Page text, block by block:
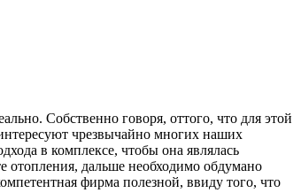
Собственно говоря, оттого, что для этой
чрезвычайно многих наших
в комплексе, чтобы она являлась
отопления, дальше необходимо обдумано
фирма полезной, ввиду того, что